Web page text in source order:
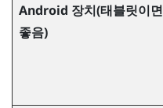
Android 장치(태블릿이면
좋음)